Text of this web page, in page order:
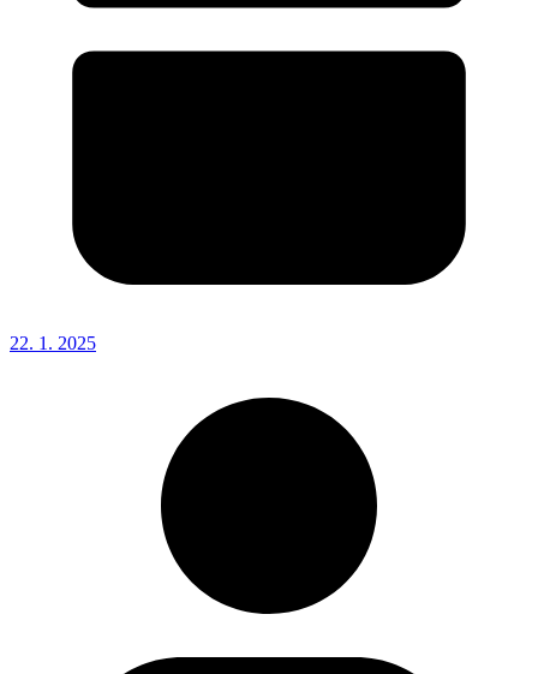
22. 1. 2025